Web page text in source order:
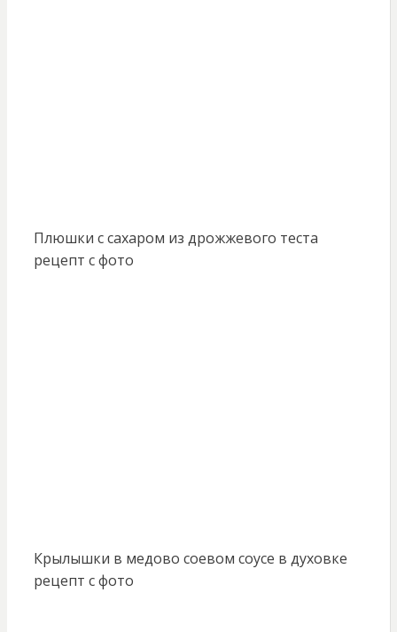
Плюшки с сахаром из дрожжевого теста
рецепт с фото
Крылышки в медово соевом соусе в духовке
рецепт с фото